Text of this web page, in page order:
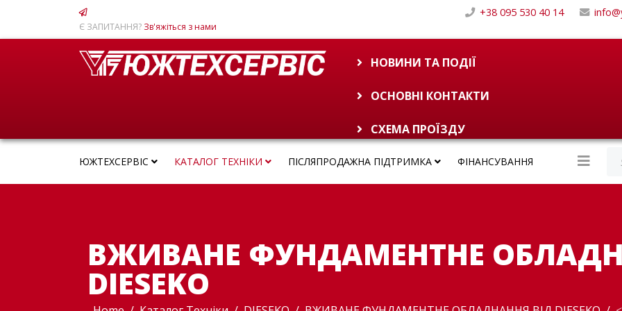
Є ЗАПИТАННЯ? Зв'яжіться з нами
+38 095 530 40 14
НОВИНИ ТА ПОДІЇ
ОСНОВНІ КОНТАКТИ
СХЕМА ПРОЇЗДУ
ЮЖТЕХСЕРВІС КАТАЛОГ ТЕХНІКИ ПІСЛЯПРОДАЖНА ПІДТРИМКА ФІНАНСУВАННЯ
ВЖИВАНЕ ФУНДАМЕНТНЕ
DIESEKO